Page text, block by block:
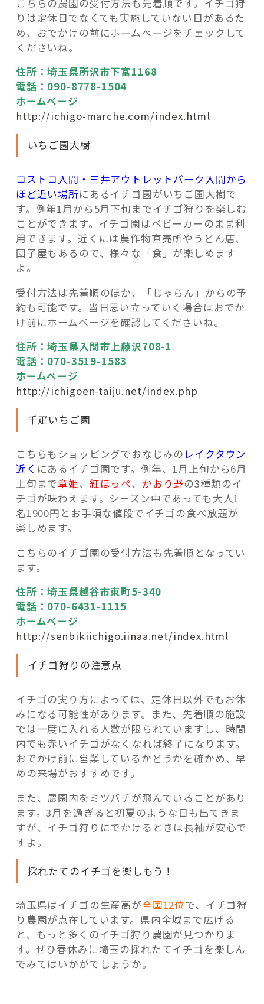
りは定休日でなくても実施していない日があるた
め、おでかけの前にホームページをチェックして
くださいね。
住所：埼玉県所沢市下富1168
電話：090-8778-1504
ホームページ
http://ichigo-marche.com/index.html
いちご園大樹
コストコ入間・三井アウトレットパーク入間から
ほど近い場所にあるイチゴ園がいちご園大樹で
す。例年1月から5月下旬までイチゴ狩りを楽しむ
ことができます。イチゴ園はベビーカーのまま利
用できます。近くには農作物直売所やうどん店、
団子屋もあるので、様々な「食」が楽しめます
よ。
受付方法は先着順のほか、「じゃらん」からの予
約も可能です。当日思い立っていく場合はおでか
け前にホームページを確認してくださいね。
住所：埼玉県入間市上藤沢708-1
電話：070-3519-1583
ホームページ
http://ichigoen-taiju.net/index.php
千疋いちご園
こちらもショッピングでおなじみの レイクタウン
近く にあるイチゴ園です。例年、1月上旬から6月
上旬まで章姫、 紅ほっぺ、 かおり野の3種類のイ
チゴが味わえます。シーズン中であっても大人1
名1900円とお手頃な値段でイチゴの食べ放題が
楽しめます。
こちらのイチゴ園の受付方法も先着順となってい
ます。
住所：埼玉県越谷市東町5-340
電話：070-6431-1115
ホームページ
http://senbikiichigo.iinaa.net/index.html
イチゴ狩りの注意点
イチゴの実り方によっては、定休日以外でもお休
みになる可能性があります。また、先着順の施設
では一度に入れる人数が限られていますし、時間
内でも赤いイチゴがなくなれば終了になります。
おでかけ前に営業しているかどうかを確かめ、早
めの来場がおすすめです。
また、農園内をミツバチが飛んでいることがあり
ます。3月を過ぎると初夏のような日も出てきま
すが、イチゴ狩りにでかけるときは長袖が安心で
すよ。
採れたてのイチゴを楽しもう！
埼玉県はイチゴの生産高が全国12位で、イチゴ狩
り農園が点在しています。県内全域まで広げる
と、もっと多くのイチゴ狩り農園が見つかりま
す。ぜひ春休みに埼玉の採れたてイチゴを楽しん
でみてはいかがでしょうか。